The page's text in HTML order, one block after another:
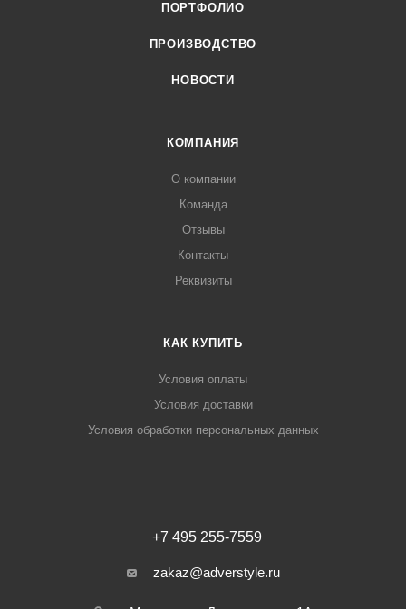
ПОРТФОЛИО
ПРОИЗВОДСТВО
НОВОСТИ
КОМПАНИЯ
О компании
Команда
Отзывы
Контакты
Реквизиты
КАК КУПИТЬ
Условия оплаты
Условия доставки
Условия обработки персональных данных
+7 495 255-7559
zakaz@adverstyle.ru